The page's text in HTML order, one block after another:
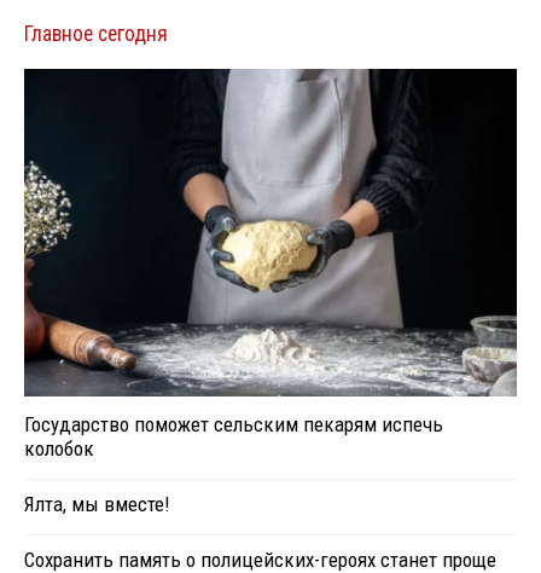
Главное сегодня
Государство поможет сельским пекарям испечь
колобок
Ялта, мы вместе!
Сохранить память о полицейских-героях станет проще